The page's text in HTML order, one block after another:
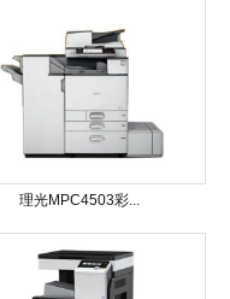
理光MPC4503彩...